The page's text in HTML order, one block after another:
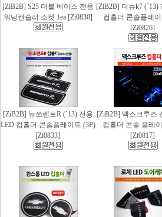
[ZiB2B] S25 더블 베이스 전용
워닝캔슬러 소켓 1ea [Zi0830]
[ZiB2B] 더뉴k7 (`13)
컵홀더 콘솔플레
[Zi0826]
[ZiB2B] 뉴쏘렌토R (`13) 전용
LED 컵홀더 콘솔플레이트 (3P)
[Zi0833]
[ZiB2B] 맥스크루즈
컵홀더 콘솔 플레
[Zi0817]